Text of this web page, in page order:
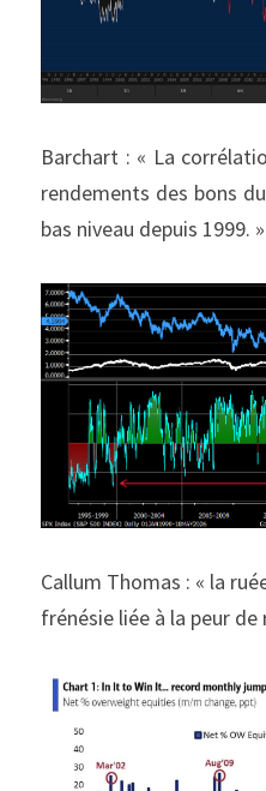
Barchart : « La
rendements des bons
bas niveau depuis 1999. »
Callum Thomas : « la
frénésie liée à la peur de